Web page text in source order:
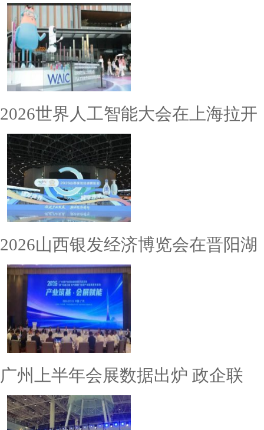
2026世界人工智能大会在上海拉开
2026山西银发经济博览会在晋阳湖
广州上半年会展数据出炉 政企联